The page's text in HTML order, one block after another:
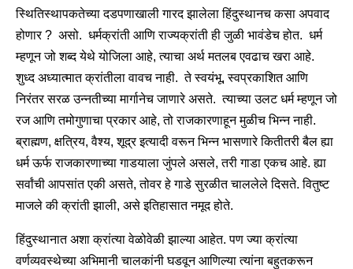
स्थितिस्थापकतेच्या दडपणाखाली गारद झालेला हिंदुस्थानच कसा अपवाद
होणार ? असो. धर्मक्रांती आणि राज्यक्रांती ही जुळी भावंडेच होत. धर्म
म्हणून जो शब्द येथे योजिला आहे, त्याचा अर्थ मतलब एवढाच खरा आहे.
शुध्द अध्यात्मात क्रांतीला वावच नाही. ते स्वयंभू, स्वप्रकाशित आणि
निरंतर सरळ उन्नतीच्या मार्गानेच जाणारे असते. त्याच्या उलट धर्म म्हणून जो
रज आणि तमोगुणाचा प्रकार आहे, तो राजकारणाहून मुळीच भिन्न नाही.
ब्राह्मण, क्षत्रिय, वैश्य, शूद्र इत्यादी वरून भिन्न भासणारे कितीतरी बैल ह्या
धर्म ऊर्फ राजकारणाच्या गाडयाला जुंपले असले, तरी गाडा एकच आहे. ह्या
सर्वांची आपसांत एकी असते, तोवर हे गाडे सुरळीत चाललेले दिसते. वितुष्ट
माजले की क्रांती झाली, असे इतिहासात नमूद होते.
हिंदुस्थानात अशा क्रांत्या वेळोवेळी झाल्या आहेत. पण ज्या क्रांत्या
वर्णव्यवस्थेच्या अभिमानी चालकांनी घडवून आणिल्या त्यांना बहुतकरून